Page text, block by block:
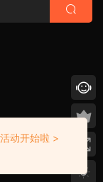
动开始啦 >